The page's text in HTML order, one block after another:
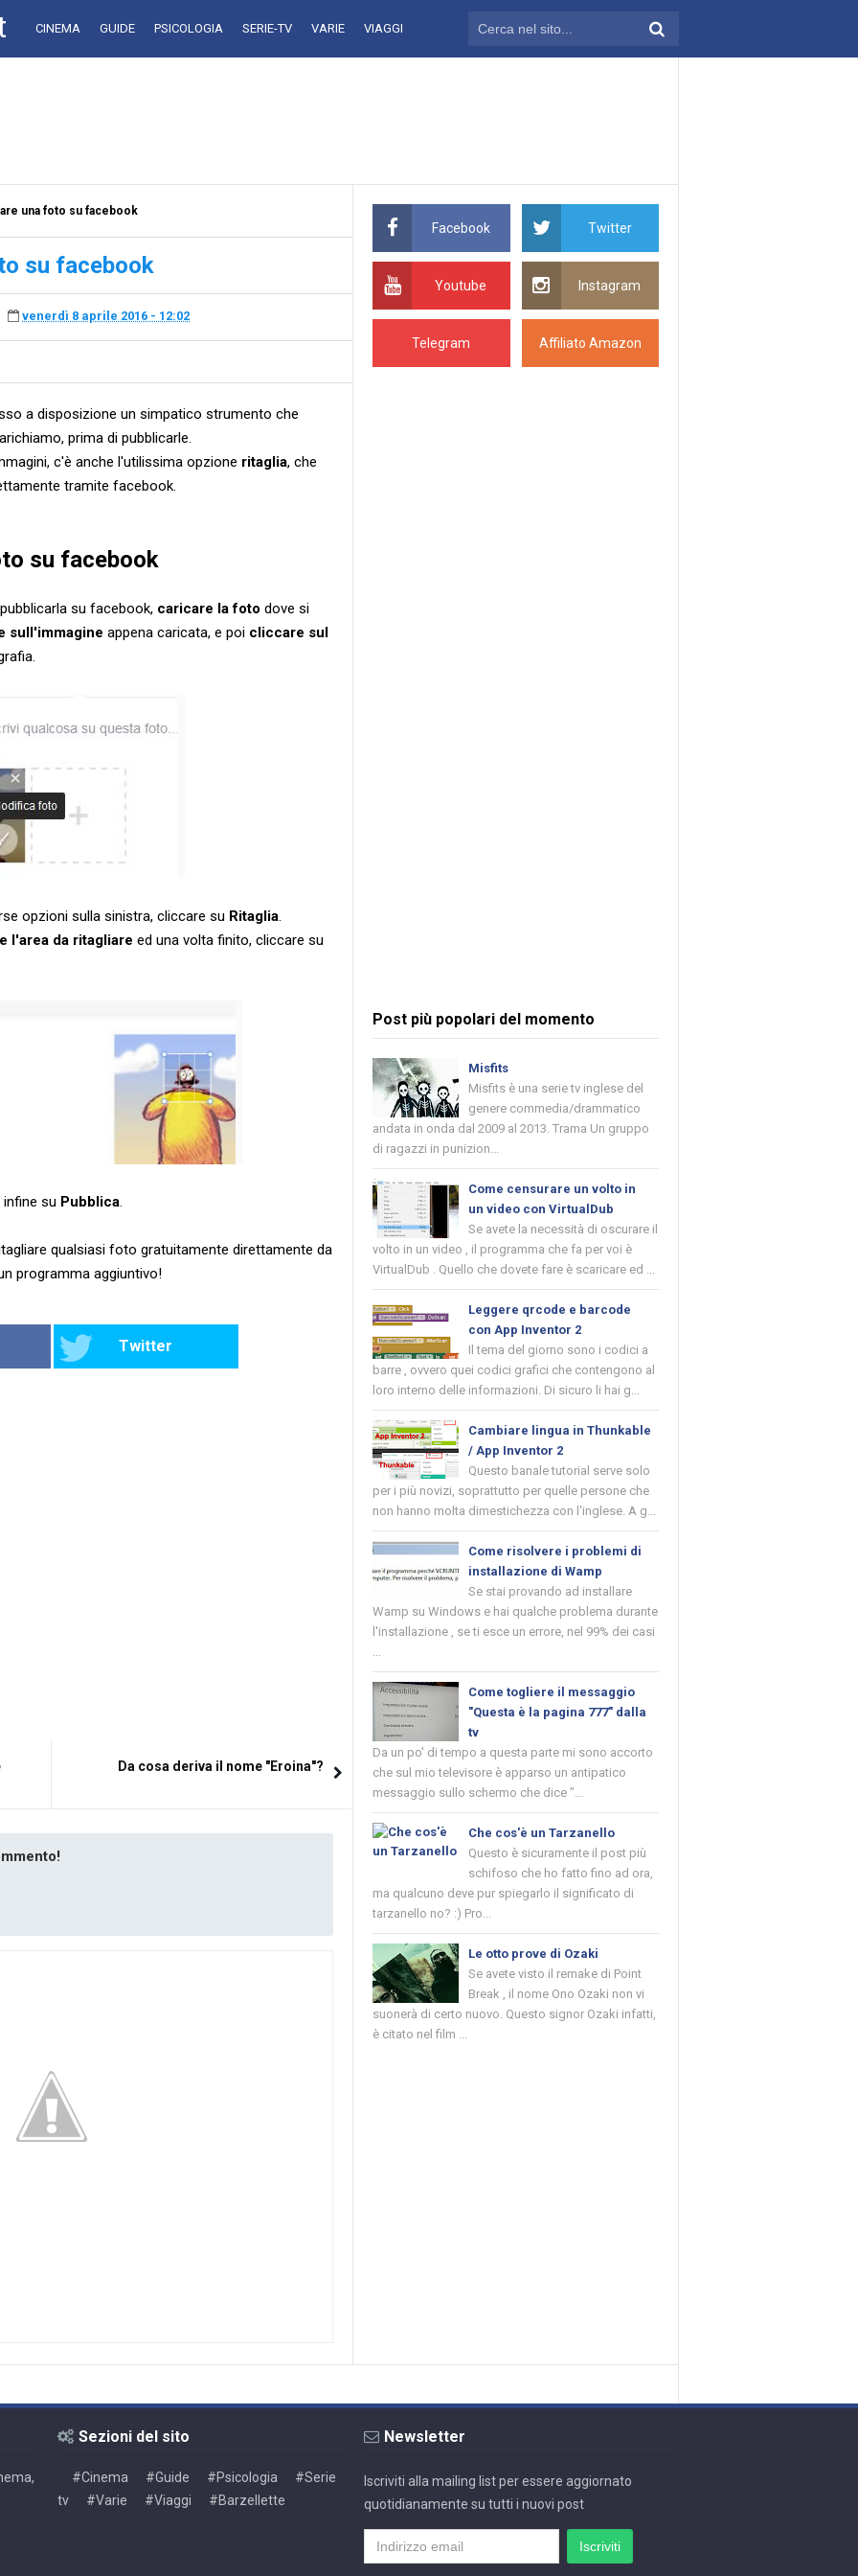
CINEMA GUIDE PSICOLOGIA SERIE-TV VARIE VIAGGI
una foto su facebook
su facebook
venerdì 8 aprile 2016 - 12:02
a disposizione un simpatico strumento che
prima di pubblicarle.
c'è anche l'utilissima opzione ritaglia, che
tramite facebook.
su facebook
su facebook, caricare la foto dove si
sull'immagine appena caricata, e poi cliccare sul
opzioni sulla sinistra, cliccare su Ritaglia.
l'area da ritagliare ed una volta finito, cliccare su
su Pubblica
qualsiasi foto gratuitamente direttamente da
programma aggiuntivo!
Twitter
Da cosa deriva il nome "Eroina"?
Facebook Twitter
Youtube Instagram
Telegram Affiliato Amazon
Post più popolari del momento
Misfits
Misfits è una serie tv inglese del
genere commedia/drammatico
andata in onda dal 2009 al 2013. Trama Un gruppo
di ragazzi in punizion...
Come censurare un volto in
un video con VirtualDub
Se avete la necessità di oscurare il
volto in un video , il programma che fa per voi è
VirtualDub . Quello che dovete fare è scaricare ed ...
Leggere qrcode e barcode
con App Inventor 2
Il tema del giorno sono i codici a
barre , ovvero quei codici grafici che contengono al
loro interno delle informazioni. Di sicuro li hai g...
Cambiare lingua in Thunkable
/ App Inventor 2
Questo banale tutorial serve solo
per i più novizi, soprattutto per quelle persone che
non hanno molta dimestichezza con l'inglese. A g...
Come risolvere i problemi di
installazione di Wamp
Se stai provando ad installare
Wamp su Windows e hai qualche problema durante
l'installazione , se ti esce un errore, nel 99% dei casi
...
Come togliere il messaggio
"Questa è la pagina 777" dalla
tv
Da un po' di tempo a questa parte mi sono accorto
che sul mio televisore è apparso un antipatico
messaggio sullo schermo che dice "...
Che cos'è un Tarzanello
Questo è sicuramente il post più
schifoso che ho fatto fino ad ora,
ma qualcuno deve pur spiegarlo il significato di
tarzanello no? :) Pro...
Le otto prove di Ozaki
Se avete visto il remake di Point
Break , il nome Ono Ozaki non vi
suonerà di certo nuovo. Questo signor Ozaki infatti,
è citato nel film ...
Sezioni del sito
#Cinema #Guide #Psicologia
#Serie
tv
#Varie #Viaggi #Barzellette
Newsletter
Iscriviti alla mailing list per essere aggiornato
quotidianamente su tutti i nuovi post